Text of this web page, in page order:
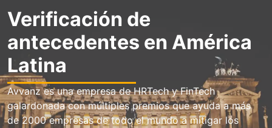
Verificación de
antecedentes en América
Latina
Avvanz es una empresa de HRTech y FinTech
galardonada con múltiples premios que ayuda a más
de 2000 empresas de todo el mundo a mitigar los